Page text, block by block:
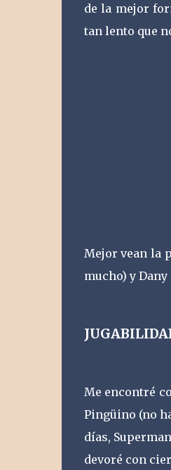
de la mejor
tan lento que
Mejor vean la
mucho) y Dany
Me encontré
Pingüino (no
días,
devoré con